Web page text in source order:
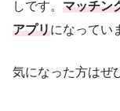
しです。 マッチン
アプリになってい
気になった方はぜ